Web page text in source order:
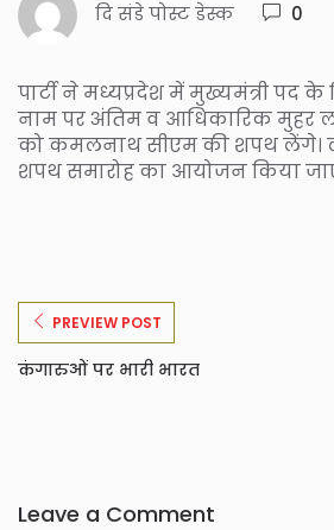
दि संडे पोस्ट डेस्क 0
पार्टी ने मध्यप्रदेश में मुख्यमंत्री
नाम पर अंतिम व आधिकारिक मुहर
को कमलनाथ सीएम की शपथ लेंगे।
शपथ समारोह का आयोजन किया
PREVIEW POST
कंगारुओं पर भारी भारत
Leave a Comment